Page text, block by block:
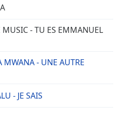
- TU ES EMMANUEL
- UNE AUTRE
- JE SAIS